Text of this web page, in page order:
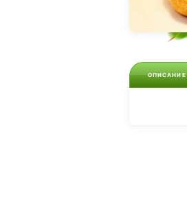
ОПИСАНИЕ